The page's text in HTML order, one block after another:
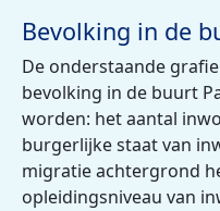
Bevolking in de
De onderstaande
bevolking in de buurt
worden: het aantal
burgerlijke staat van
migratie achtergrond
opleidingsniveau van